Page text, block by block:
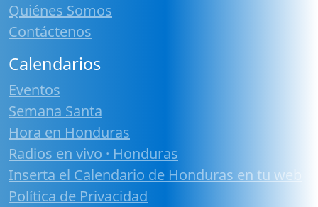
Quiénes Somos
Contáctenos
Calendarios
Eventos
Semana Santa
Hora en Honduras
Radios en vivo · Honduras
Inserta el Calendario de Honduras en tu web
Política de Privacidad